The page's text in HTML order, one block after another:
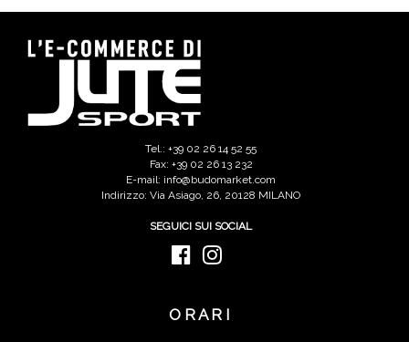
Tel.: +39 02 26 14 52 55
Fax: +39 02 26 13 232
E-mail: info@budomarket.com
Indirizzo: Via Asiago, 26, 20128 MILANO
SEGUICI SUI SOCIAL
ORARI